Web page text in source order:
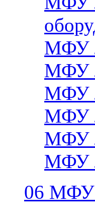
МФУ
МФУ
МФУ
МФУ
МФУ
МФУ
06 МФУ